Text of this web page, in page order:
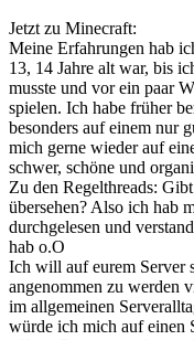
Jetzt zu Minecraft:
Meine Erfahrungen hab
13, 14 Jahre alt war, bis
musste und vor ein paar
spielen. Ich habe früher
besonders auf einem nur
mich gerne wieder auf
schwer, schöne und
Zu den Regelthreads:
übersehen? Also ich hab
durchgelesen und
hab o.O
Ich will auf eurem Server
angenommen zu werden
im allgemeinen
würde ich mich auf einen